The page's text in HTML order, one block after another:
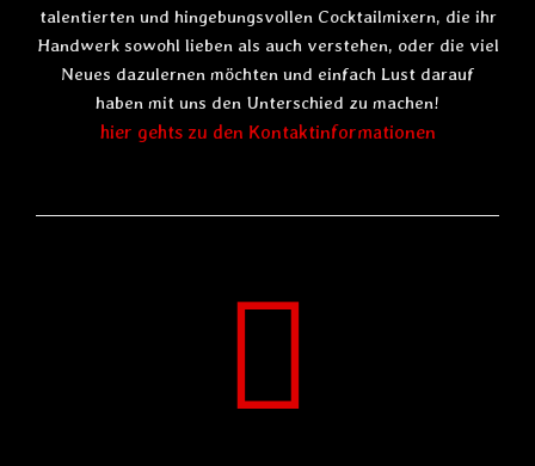
talentierten und hingebungsvollen Cocktailmixern, die ihr
Handwerk sowohl lieben als auch verstehen, oder die viel
Neues dazulernen möchten und einfach Lust darauf
haben mit uns den Unterschied zu machen!
hier gehts zu den Kontaktinformationen